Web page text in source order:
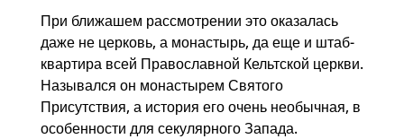
При ближашем рассмотрении это оказалась
даже не церковь, а монастырь, да еще и штаб-
квартира всей Православной Кельтской церкви.
Назывался он монастырем Святого
Присутствия, а история его очень необычная, в
особенности для секулярного Запада.